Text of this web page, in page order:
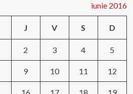
iunie 2016
J V S D
2 3 4 5
9 10 11 12